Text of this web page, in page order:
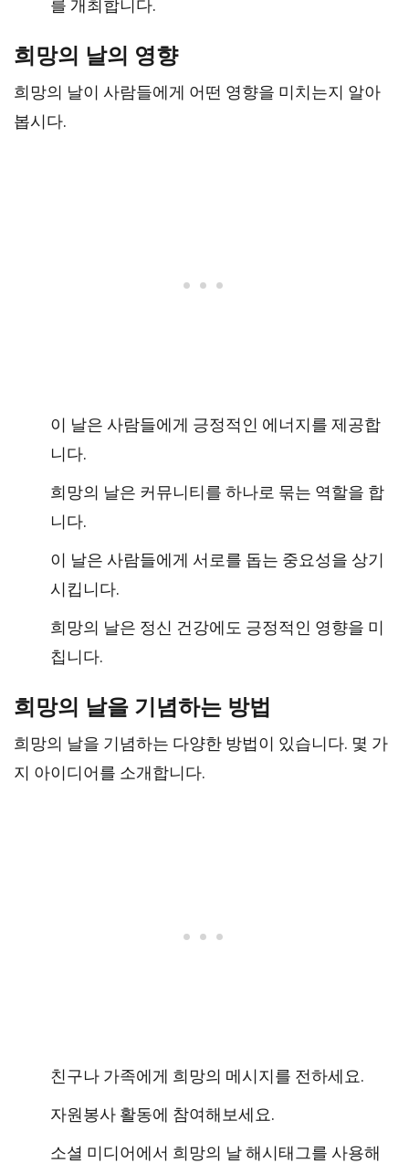
를 개최합니다.
희망의 날의 영향
희망의 날이 사람들에게 어떤 영향을 미치는지 알아
봅시다.
이 날은 사람들에게 긍정적인 에너지를 제공합
니다.
희망의 날은 커뮤니티를 하나로 묶는 역할을 합
니다.
이 날은 사람들에게 서로를 돕는 중요성을 상기
시킵니다.
희망의 날은 정신 건강에도 긍정적인 영향을 미
칩니다.
희망의 날을 기념하는 방법
희망의 날을 기념하는 다양한 방법이 있습니다. 몇 가
지 아이디어를 소개합니다.
친구나 가족에게 희망의 메시지를 전하세요.
자원봉사 활동에 참여해보세요.
소셜 미디어에서 희망의 날 해시태그를 사용해